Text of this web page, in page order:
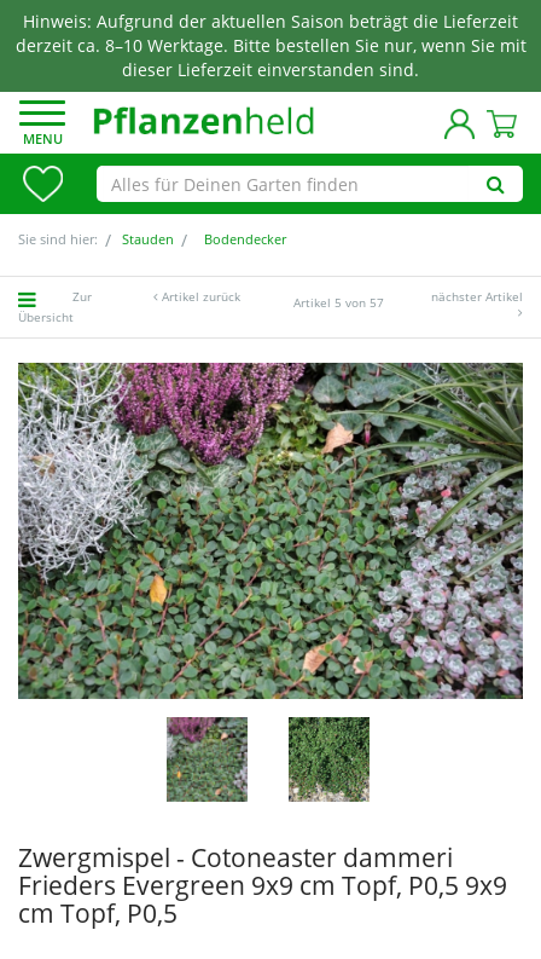
Hinweis: Aufgrund der aktuellen Saison beträgt die Lieferzeit
derzeit ca. 8–10 Werktage. Bitte bestellen Sie nur, wenn Sie mit
dieser Lieferzeit einverstanden sind.
MENU
Sie sind hier: Stauden Bodendecker
Zur
Übersicht
Artikel zurück Artikel 5 von 57 nächster Artikel
Zwergmispel - Cotoneaster dammeri
Frieders Evergreen 9x9 cm Topf, P0,5 9x9
cm Topf, P0,5